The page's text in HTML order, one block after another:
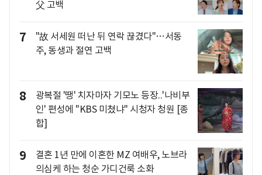
父 고백
7
"故 서세원 떠난 뒤 연락 끊겼다"…서동
주, 동생과 절연 고백
8
광복절 '땡' 치자마자 기모노 등장..'나비부
인' 편성에 "KBS 미쳤냐" 시청자 청원 [종
합]
9
결혼 1년 만에 이혼한 MZ 여배우, 노브라
의심케 하는 청순 가디건룩 소화